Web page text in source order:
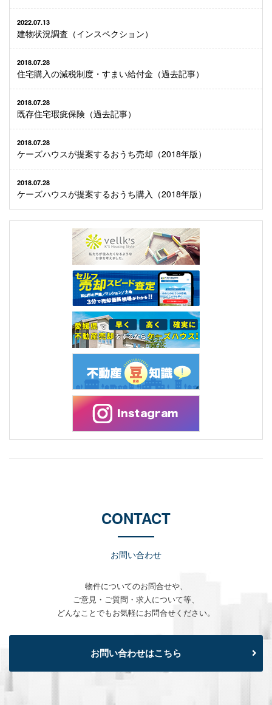
2022.07.13
建物状況調査（インスペクション）
2018.07.28
住宅購入の減税制度・すまい給付金（過去記事）
2018.07.28
既存住宅瑕疵保険（過去記事）
2018.07.28
ケーズハウスが提案するおうち売却（2018年版）
2018.07.28
ケーズハウスが提案するおうち購入（2018年版）
CONTACT
お問い合わせ
物件についてのお問合せや、
ご意見・ご質問・求人について等、
どんなことでもお気軽にお問合せください。
お問い合わせはこちら